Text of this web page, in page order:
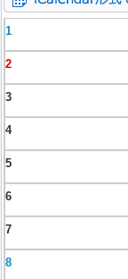
1
2
3
4
5
6
7
8